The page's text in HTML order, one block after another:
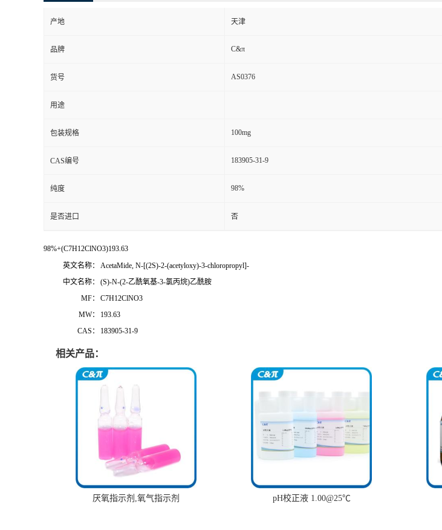
产地 天津
品牌 C&π
货号 AS0376
用途
包装规格 100mg
CAS编号 183905-31-9
纯度 98%
是否进口 否
98%+(C7H12ClNO3)193.63
英文名称：
AcetaMide, N-[(2S)-2-(acetyloxy)-3-chloropropyl]-
中文名称：
(S)-N-(2-乙酰氧基-3-氯丙烷)乙酰胺
MF：
C7H12ClNO3
MW：
193.63
CAS：
183905-31-9
相关产品：
厌氧指示剂,氧气指示剂 pH校正液 1.00@25℃